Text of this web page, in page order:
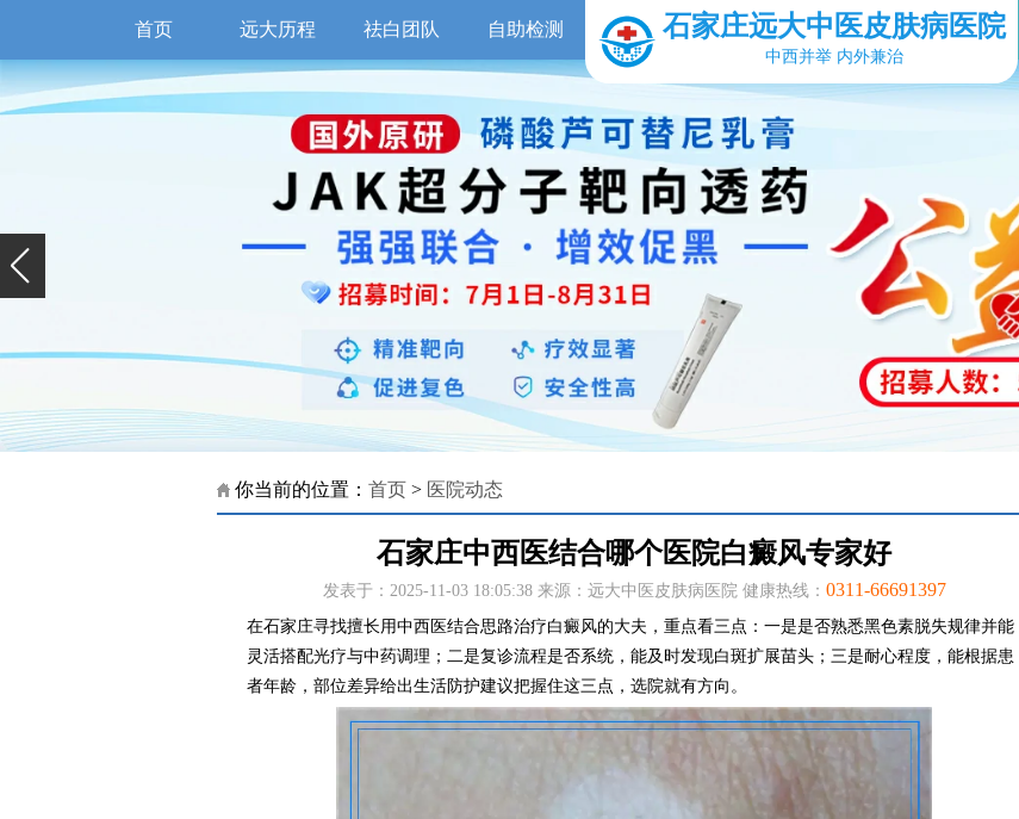
首页 远大历程 祛白团队 自助检测 石家庄远大中医皮肤病医院
中西并举 内外兼治
你当前的位置： 首页 > 医院动态
石家庄中西医结合哪个医院白癜风专家好
发表于：2025-11-03 18:05:38 来源：远大中医皮肤病医院 健康热线： 0311-66691397
在石家庄寻找擅长用中西医结合思路治疗白癜风的大夫，重点看三点：一是是否熟悉黑色素脱失规律并能
灵活搭配光疗与中药调理；二是复诊流程是否系统，能及时发现白斑扩展苗头；三是耐心程度，能根据患
者年龄，部位差异给出生活防护建议把握住这三点，选院就有方向。